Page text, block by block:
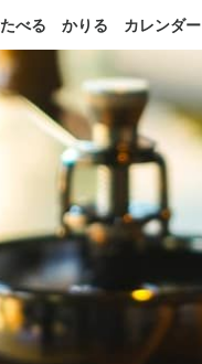
たべる かりる カレンダー